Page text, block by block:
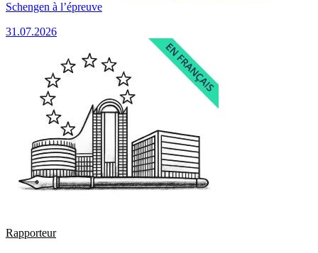
Schengen à l’épreuve
31.07.2026
Rapporteur